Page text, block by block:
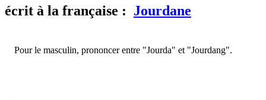
écrit à la française : Jourdane
Pour le masculin, prononcer entre "Jourda" et "Jourdang".